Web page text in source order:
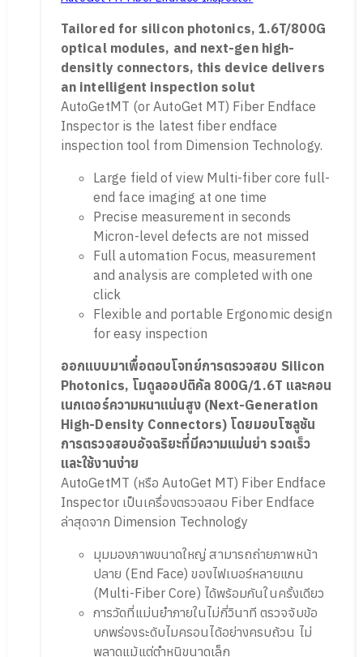
Tailored for silicon photonics, 1.6T/800G
optical modules, and next-gen high-
densitly connectors, this device delivers
an intelligent inspection solut
AutoGetMT (or AutoGet MT) Fiber Endface
Inspector is the latest fiber endface
inspection tool from Dimension Technology.
Large field of view Multi-fiber core full-
end face imaging at one time
Precise measurement in seconds
Micron-level defects are not missed
Full automation Focus, measurement
and analysis are completed with one
click
Flexible and portable Ergonomic design
for easy inspection
ออกแบบมาเพื่อตอบโจทย์การตรวจสอบ Silicon
Photonics, โมดูลออปติคัล 800G/1.6T และคอน
เนกเตอร์ความหนาแน่นสูง (Next-Generation
High-Density Connectors) โดยมอบโซลูชัน
การตรวจสอบอัจฉริยะที่มีความแม่นยำ รวดเร็ว
และใช้งานง่าย
AutoGetMT (หรือ AutoGet MT) Fiber Endface
Inspector เป็นเครื่องตรวจสอบ Fiber Endface
ล่าสุดจาก Dimension Technology
มุมมองภาพขนาดใหญ่ สามารถถ่ายภาพหน้า
ปลาย (End Face) ของไฟเบอร์หลายแกน
(Multi-Fiber Core) ได้พร้อมกันในครั้งเดียว
การวัดที่แม่นยำภายในไม่กี่วินาที ตรวจจับข้อ
บกพร่องระดับไมครอนได้อย่างครบถ้วน ไม่
พลาดแม้แต่ตำหนิขนาดเล็ก